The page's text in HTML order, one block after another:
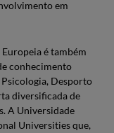
em
é também
conhecimento
Desporto
diversificada de
A Universidade
Universities que,